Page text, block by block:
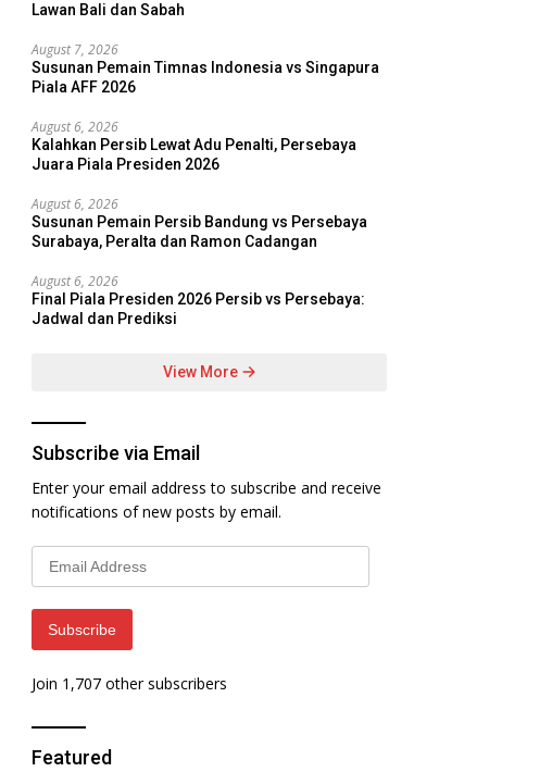
Lawan Bali dan Sabah
August 7, 2026
Susunan Pemain Timnas Indonesia vs Singapura
Piala AFF 2026
August 6, 2026
Kalahkan Persib Lewat Adu Penalti, Persebaya
Juara Piala Presiden 2026
August 6, 2026
Susunan Pemain Persib Bandung vs Persebaya
Surabaya, Peralta dan Ramon Cadangan
August 6, 2026
Final Piala Presiden 2026 Persib vs Persebaya:
Jadwal dan Prediksi
View More
Subscribe via Email
Enter your email address to subscribe and receive
notifications of new posts by email.
Email
Address
Subscribe
Join 1,707 other subscribers
Featured